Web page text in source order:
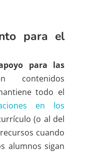
para el
para las
todo el
en los
(o al del
cuando
alumnos sigan